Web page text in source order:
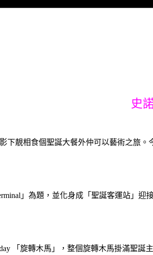
史
下靚相食個聖誕大餐外仲可以藝術之旅。
」為題，並化身成「聖誕客運站」
「旋轉木馬」，整個旋轉木馬掛滿聖